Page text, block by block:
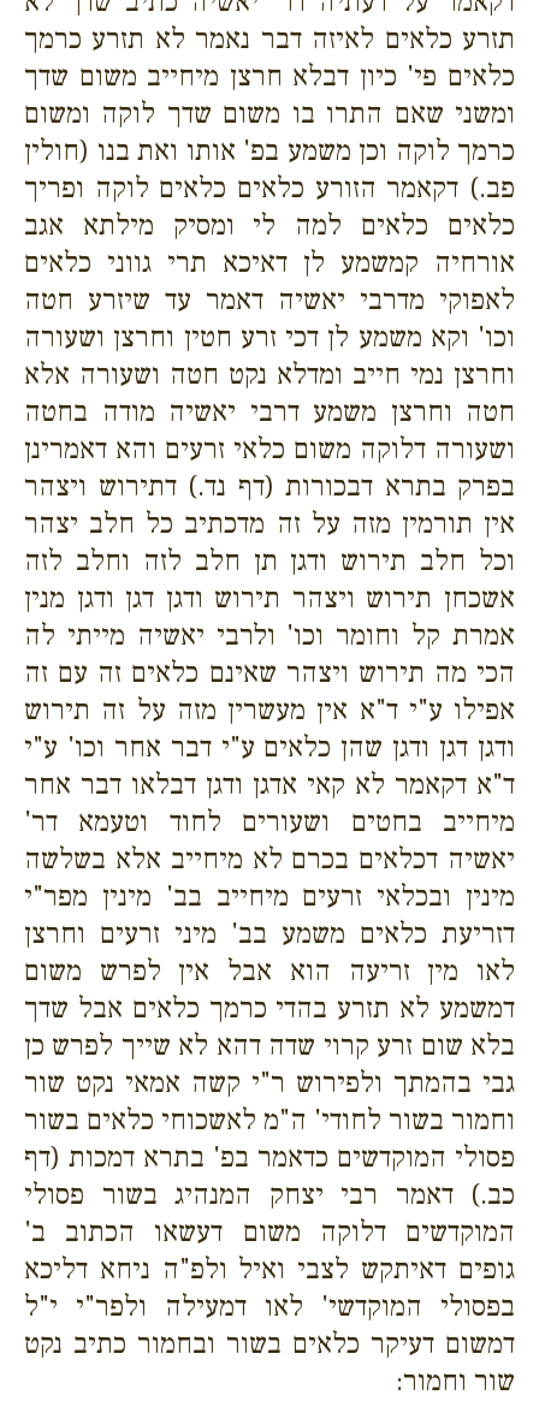
תזרע כלאים לאיזה דבר נאמר לא תזרע כרמך
כלאים פי' כיון דבלא חרצן מיחייב משום שדך
ומשני שאם התרו בו משום שדך לוקה ומשום
כרמך לוקה וכן משמע בפ' אותו ואת בנו (חולין
פב.) דקאמר הזורע כלאים כלאים לוקה ופריך
כלאים כלאים למה לי ומסיק מילתא אגב
אורחיה קמשמע לן דאיכא תרי גווני כלאים
לאפוקי מדרבי יאשיה דאמר עד שיזרע חטה
וכו' וקא משמע לן דכי זרע חטין וחרצן ושעורה
וחרצן נמי חייב ומדלא נקט חטה ושעורה אלא
חטה וחרצן משמע דרבי יאשיה מודה בחטה
ושעורה דלוקה משום כלאי זרעים והא דאמרינן
בפרק בתרא דבכורות (דף נד.) דתירוש ויצהר
אין תורמין מזה על זה מדכתיב כל חלב יצהר
וכל חלב תירוש ודגן תן חלב לזה וחלב לזה
אשכחן תירוש ויצהר תירוש ודגן דגן ודגן מנין
אמרת קל וחומר וכו' ולרבי יאשיה מייתי לה
הכי מה תירוש ויצהר שאינם כלאים זה עם זה
אפילו ע"י ד"א אין מעשרין מזה על זה תירוש
ודגן דגן ודגן שהן כלאים ע"י דבר אחר וכו' ע"י
ד"א דקאמר לא קאי אדגן ודגן דבלאו דבר אחר
מיחייב בחטים ושעורים לחוד וטעמא דר'
יאשיה דכלאים בכרם לא מיחייב אלא בשלשה
מינין ובכלאי זרעים מיחייב בב' מינין מפר"י
דזריעת כלאים משמע בב' מיני זרעים וחרצן
לאו מין זריעה הוא אבל אין לפרש משום
דמשמע לא תזרע בהדי כרמך כלאים אבל שדך
בלא שום זרע קרוי שדה דהא לא שייך לפרש כן
גבי בהמתך ולפירוש ר"י קשה אמאי נקט שור
וחמור בשור לחודי' ה"מ לאשכוחי כלאים בשור
פסולי המוקדשים כדאמר בפ' בתרא דמכות (דף
כב.) דאמר רבי יצחק המנהיג בשור פסולי
המוקדשים דלוקה משום דעשאו הכתוב ב'
גופים דאיתקש לצבי ואיל ולפ"ה ניחא דליכא
בפסולי המוקדשי' לאו דמעילה ולפר"י י"ל
דמשום דעיקר כלאים בשור ובחמור כתיב נקט
שור וחמור: